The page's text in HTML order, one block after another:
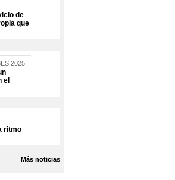
de
que
2025
el
ritmo
Más noticias